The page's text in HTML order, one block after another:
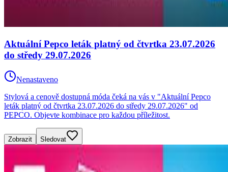
Aktuální Pepco leták platný od čtvrtka 23.07.2026
do středy 29.07.2026
Nenastaveno
Stylová a cenově dostupná móda čeká na vás v "Aktuální Pepco
leták platný od čtvrtka 23.07.2026 do středy 29.07.2026" od
PEPCO. Objevte kombinace pro každou příležitost.
Zobrazit Sledovat